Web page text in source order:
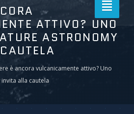
Toggle
ATTIVO? UNO
ASTRONOMY
è ancora vulcanicamente attivo? Uno
alla cautela